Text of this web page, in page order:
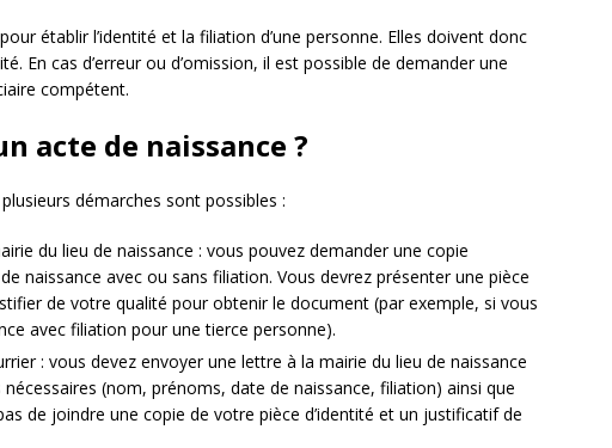
établir l’identité et la filiation d’une personne. Elles doivent donc
En cas d’erreur ou d’omission, il est possible de demander une
compétent.
acte de naissance ?
démarches sont possibles :
du lieu de naissance : vous pouvez demander une copie
naissance avec ou sans filiation. Vous devrez présenter une pièce
de votre qualité pour obtenir le document (par exemple, si vous
avec filiation pour une tierce personne).
: vous devez envoyer une lettre à la mairie du lieu de naissance
(nom, prénoms, date de naissance, filiation) ainsi que
de joindre une copie de votre pièce d’identité et un justificatif de